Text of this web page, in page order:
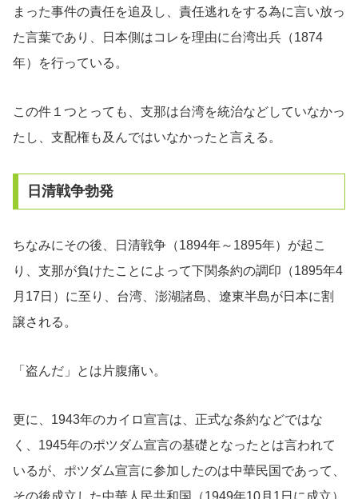
まった事件の責任を追及し、責任逃れをする為に言い放っ
た言葉であり、日本側はコレを理由に台湾出兵（1874
年）を行っている。
この件１つとっても、支那は台湾を統治などしていなかっ
たし、支配権も及んではいなかったと言える。
日清戦争勃発
ちなみにその後、日清戦争（1894年～1895年）が起こ
り、支那が負けたことによって下関条約の調印（1895年4
月17日）に至り、台湾、澎湖諸島、遼東半島が日本に割
譲される。
「盗んだ」とは片腹痛い。
更に、1943年のカイロ宣言は、正式な条約などではな
く、1945年のポツダム宣言の基礎となったとは言われて
いるが、ポツダム宣言に参加したのは中華民国であって、
その後成立した中華人民共和国（1949年10月1日に成立）